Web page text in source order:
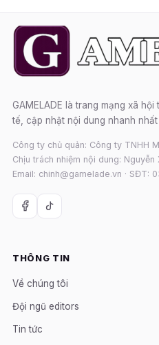
GAMELADE là trang mạng xã
tế, cập nhật nội dung nhanh nhất
Công ty chủ quản: Công ty TNHH
Chịu trách nhiệm nội dung: Nguyễn
Email: chinh@gamelade.vn · SĐT:
THÔNG TIN
Về chúng tôi
Đội ngũ editors
Tin tức